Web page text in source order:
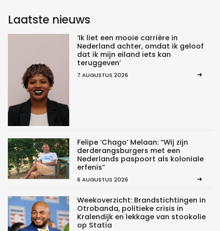
Laatste nieuws
‘Ik liet een mooie carrière in
Nederland achter, omdat ik geloof
dat ik mijn eiland iets kan
teruggeven’
7 AUGUSTUS 2026
Felipe ‘Chago’ Melaan: “Wij zijn
derderangsburgers met een
Nederlands paspoort als koloniale
erfenis”
6 AUGUSTUS 2026
Weekoverzicht: Brandstichtingen in
Otrobanda, politieke crisis in
Kralendijk en lekkage van stookolie
op Statia